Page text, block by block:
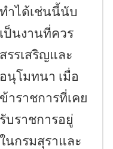
ทำได้เช่นนี้นับ
เป็นงานที่ควร
สรรเสริญและ
อนุโมทนา เมื่อ
ข้าราชการที่เคย
รับราชการอยู่
ในกรมสุราและ